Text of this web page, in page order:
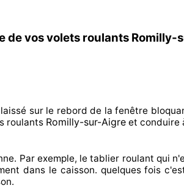
de vos volets roulants Romilly-
sur le rebord de la fenêtre
roulants Romilly-sur-Aigre et conduire
Par exemple, le tablier roulant qui
dans le caisson. quelques fois